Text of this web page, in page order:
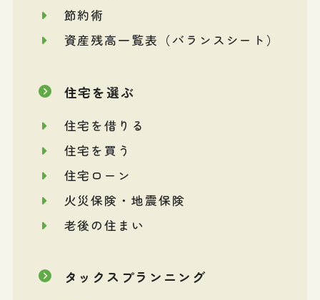
節約術
資産残高一覧表（バランスシート）
住宅を選ぶ
住宅を借りる
住宅を買う
住宅ローン
火災保険・地震保険
老後の住まい
タックスプランニング